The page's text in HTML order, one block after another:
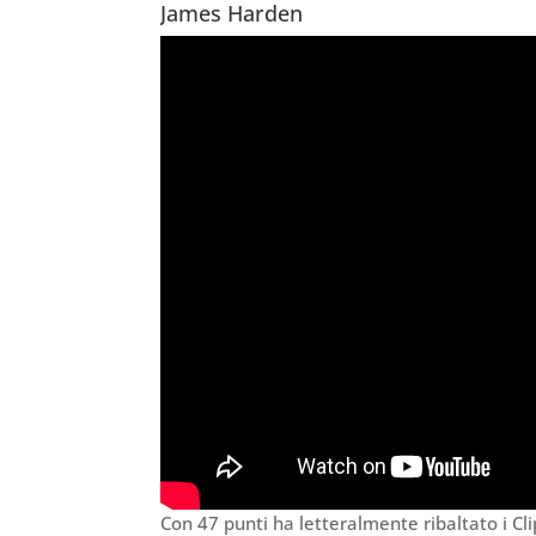
James Harden
Con 47 punti ha letteralmente ribaltato i